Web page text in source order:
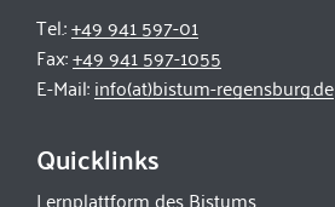
Tel.:+49 941 597-01
Fax:+49 941 597-1055
E-Mail:info(at)bistum-regensburg.de
Quicklinks
Lernplattform des Bistums